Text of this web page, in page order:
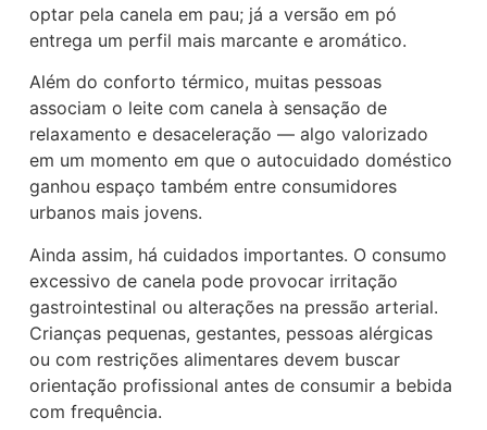
optar pela canela em pau; já a versão em pó
entrega um perfil mais marcante e aromático.
Além do conforto térmico, muitas pessoas
associam o leite com canela à sensação de
relaxamento e desaceleração — algo valorizado
em um momento em que o autocuidado doméstico
ganhou espaço também entre consumidores
urbanos mais jovens.
Ainda assim, há cuidados importantes. O consumo
excessivo de canela pode provocar irritação
gastrointestinal ou alterações na pressão arterial.
Crianças pequenas, gestantes, pessoas alérgicas
ou com restrições alimentares devem buscar
orientação profissional antes de consumir a bebida
com frequência.